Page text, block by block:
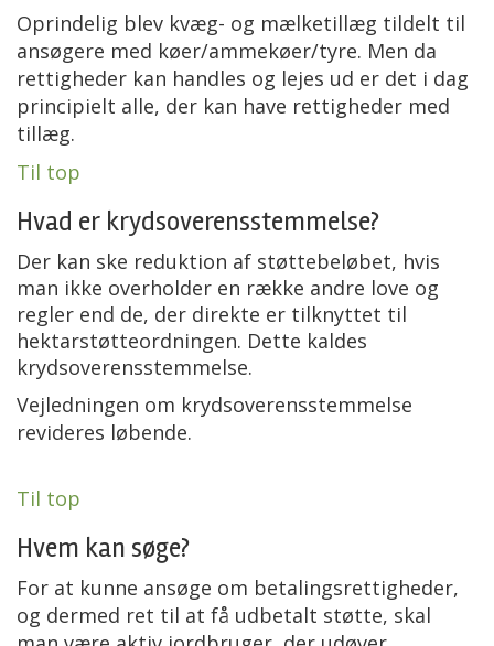
Oprindelig blev kvæg- og mælketillæg tildelt til
ansøgere med køer/ammekøer/tyre. Men da
rettigheder kan handles og lejes ud er det i dag
principielt alle, der kan have rettigheder med
tillæg.
Til top
Hvad er krydsoverensstemmelse?
Der kan ske reduktion af støttebeløbet, hvis
man ikke overholder en række andre love og
regler end de, der direkte er tilknyttet til
hektarstøtteordningen. Dette kaldes
krydsoverensstemmelse.
Vejledningen om krydsoverensstemmelse
revideres løbende.
Til top
Hvem kan søge?
For at kunne ansøge om betalingsrettigheder,
og dermed ret til at få udbetalt støtte, skal